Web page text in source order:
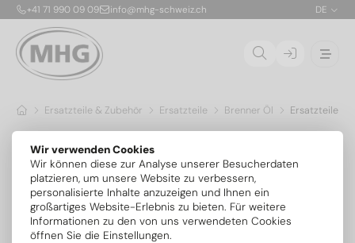
Wir verwenden Cookies
Wir können diese zur Analyse unserer Besucherdaten
platzieren, um unsere Website zu verbessern,
personalisierte Inhalte anzuzeigen und Ihnen ein
großartiges Website-Erlebnis zu bieten. Für weitere
Informationen zu den von uns verwendeten Cookies
öffnen Sie die Einstellungen.
+41 71 990 09 09 info@mhg-schweiz.ch DE
Ersatzteile & Zubehör Ersatzteile Brenner Öl Ersatzteile
Ersatzteile MHG DE
Beliebtheit